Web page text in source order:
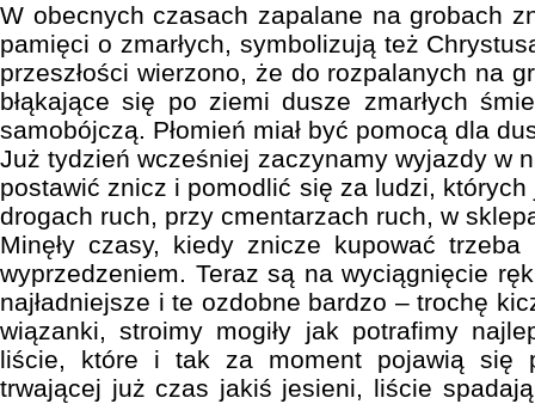
W obecnych czasach zapalane na grobach
pamięci o zmarłych, symbolizują też
przeszłości wierzono, że do rozpalanych na
błąkające się po ziemi dusze zmarłych
samobójczą. Płomień miał być pomocą dla
Już tydzień wcześniej zaczynamy wyjazdy w
postawić znicz i pomodlić się za ludzi,
drogach ruch, przy cmentarzach ruch, w
Minęły czasy, kiedy znicze kupować trzeba
wyprzedzeniem. Teraz są na wyciągnięcie
najładniejsze i te ozdobne bardzo – trochę
wiązanki, stroimy mogiły jak potrafimy
liście, które i tak za moment pojawią się
trwającej już czas jakiś jesieni, liście